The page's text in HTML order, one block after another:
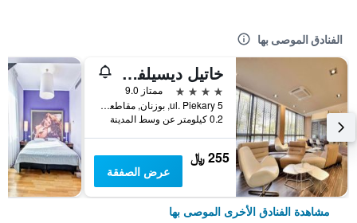
الفنادق الموصى بها
خاتيل ديسيلفا براميوم بوزنان
4 نجوم
ممتاز 9.0
ul. Piekary 5, بوزنان, مقاطعة بولندا الكبرى, بولندا
0.2 كيلومتر عن وسط المدينة
255 ﷼
عرض الصفقة
مشاهدة الفنادق الأخرى الموصى بها